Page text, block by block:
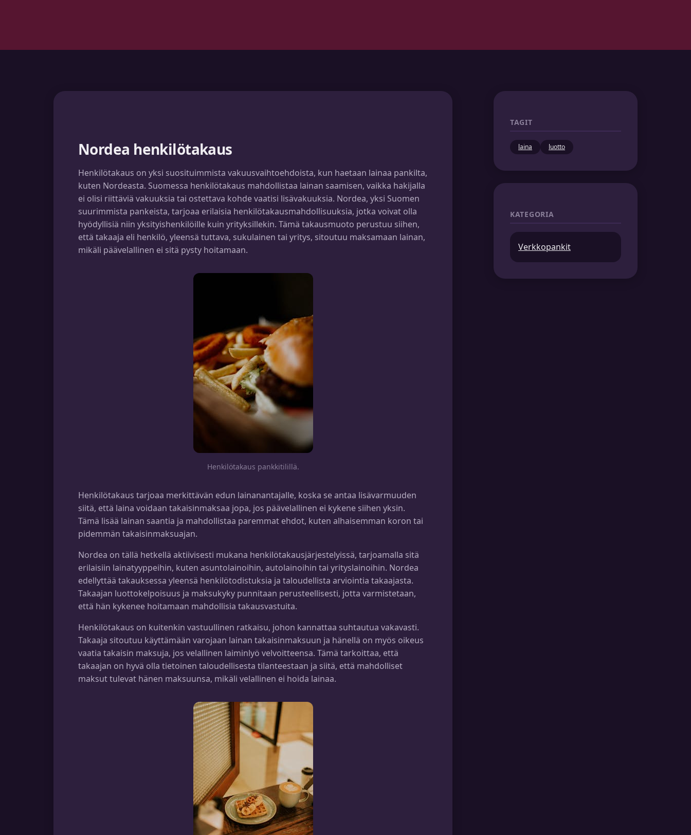
Nordea henkilötakaus
Henkilötakaus on yksi suosituimmista vakuusvaihtoehdoista, kun haetaan lainaa pankilta,
kuten Nordeasta. Suomessa henkilötakaus mahdollistaa lainan saamisen, vaikka hakijalla
ei olisi riittäviä vakuuksia tai ostettava kohde vaatisi lisävakuuksia. Nordea, yksi Suomen
suurimmista pankeista, tarjoaa erilaisia henkilötakausmahdollisuuksia, jotka voivat olla
hyödyllisiä niin yksityishenkilöille kuin yrityksillekin. Tämä takausmuoto perustuu siihen,
että takaaja eli henkilö, yleensä tuttava, sukulainen tai yritys, sitoutuu maksamaan lainan,
mikäli päävelallinen ei sitä pysty hoitamaan.
Henkilötakaus pankkitilillä.
Henkilötakaus tarjoaa merkittävän edun lainanantajalle, koska se antaa lisävarmuuden
siitä, että laina voidaan takaisinmaksaa jopa, jos päävelallinen ei kykene siihen yksin.
Tämä lisää lainan saantia ja mahdollistaa paremmat ehdot, kuten alhaisemman koron tai
pidemmän takaisinmaksuajan.
Nordea on tällä hetkellä aktiivisesti mukana henkilötakausjärjestelyissä, tarjoamalla sitä
erilaisiin lainatyyppeihin, kuten asuntolainoihin, autolainoihin tai yrityslainoihin. Nordea
edellyttää takauksessa yleensä henkilötodistuksia ja taloudellista arviointia takaajasta.
Takaajan luottokelpoisuus ja maksukyky punnitaan perusteellisesti, jotta varmistetaan,
että hän kykenee hoitamaan mahdollisia takausvastuita.
Henkilötakaus on kuitenkin vastuullinen ratkaisu, johon kannattaa suhtautua vakavasti.
Takaaja sitoutuu käyttämään varojaan lainan takaisinmaksuun ja hänellä on myös oikeus
vaatia takaisin maksuja, jos velallinen laiminlyö velvoitteensa. Tämä tarkoittaa, että
takaajan on hyvä olla tietoinen taloudellisesta tilanteestaan ja siitä, että mahdolliset
maksut tulevat hänen maksuunsa, mikäli velallinen ei hoida lainaa.
TAGIT
laina luotto
KATEGORIA
Verkkopankit